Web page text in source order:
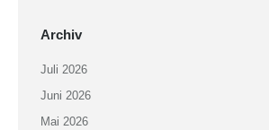
Archiv
Juli 2026
Juni 2026
Mai 2026